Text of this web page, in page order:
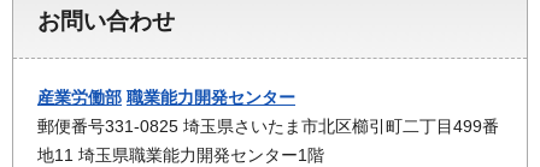
お問い合わせ
産業労働部 職業能力開発センター
郵便番号331-0825 埼玉県さいたま市北区櫛引町二丁目499番
地11 埼玉県職業能力開発センター1階